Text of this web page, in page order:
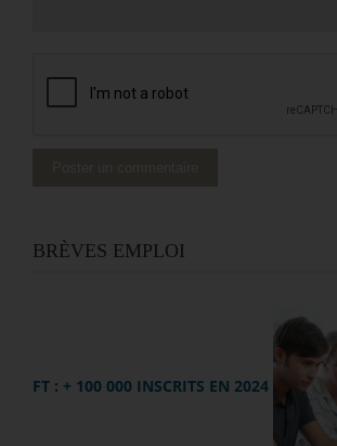
BRÈVES EMPLOI
FT : + 100 000 INSCRITS EN 2024